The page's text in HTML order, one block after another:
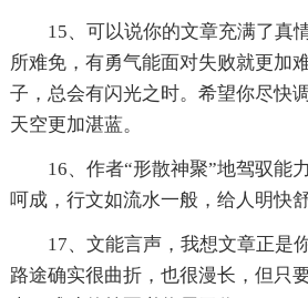
15、可以说你的文章充满了真
所难免，有勇气能面对失败就更加
子，总会有闪光之时。希望你尽快
天空更加湛蓝。
16、作者“形散神聚”地驾驭能
呵成，行文如流水一般，给人明快
17、文能言声，我想文章正是
路途确实很曲折，也很漫长，但只